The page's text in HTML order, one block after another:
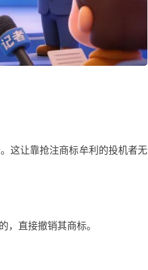
这让靠抢注商标牟利的投机者无
，直接撤销其商标。